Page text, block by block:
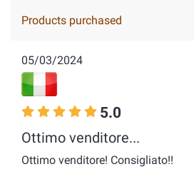
Products purchased
05/03/2024
5.0
Ottimo venditore...
Ottimo venditore! Consigliato!!